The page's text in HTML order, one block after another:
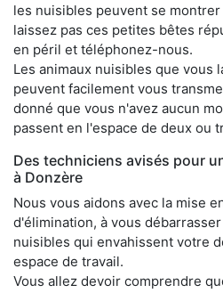
les nuisibles peuvent se
laissez pas ces petites bêtes
en péril et téléphonez-nous.
Les animaux nuisibles que vous
peuvent facilement vous
donné que vous n'avez aucun
passent en l'espace de deux ou
Des techniciens avisés pour
à Donzère
Nous vous aidons avec la mise
d'élimination, à vous
nuisibles qui envahissent votre
espace de travail.
Vous allez devoir comprendre